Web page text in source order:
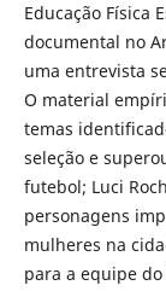
Educação Física
documental no
uma entrevista
O material
temas
seleção e
futebol; Luci
personagens
mulheres na
para a equipe do